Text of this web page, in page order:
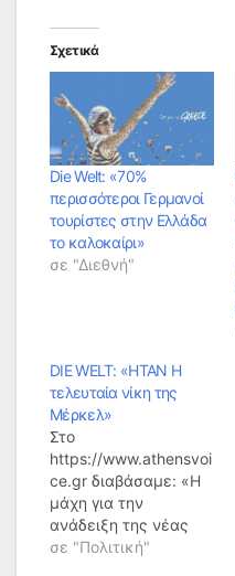
Σχετικά
Die Welt: «70%
περισσότεροι Γερμανοί
τουρίστες στην Ελλάδα
το καλοκαίρι»
σε "Διεθνή"
DIE WELT: «ΗΤΑΝ Η
τελευταία νίκη της
Μέρκελ»
Στο
https://www.athensvoi
ce.gr διαβάσαμε: «Η
μάχη για την
ανάδειξη της νέας
ηγεσίας στο
σε "Πολιτική"